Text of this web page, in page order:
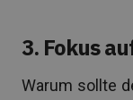
3. Fokus
Warum sollte